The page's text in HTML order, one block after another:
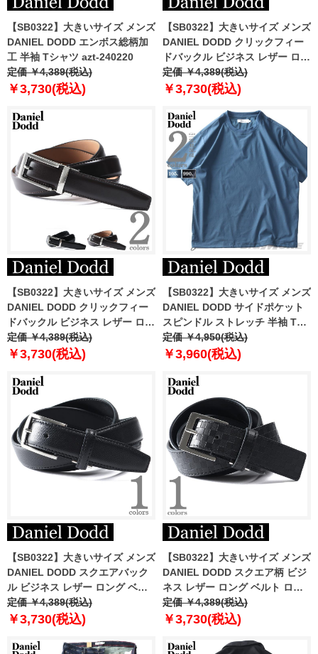
【SB0322】大きいサイズ メンズ
DANIEL DODD エンボス総柄加
工 半袖 Tシャツ azt-240220
定価 ￥4,389(税込)
￥3,730(税込)
【SB0322】大きいサイズ メンズ
DANIEL DODD クリックフィー
ドバックル ビジネス レザー ロン
グ ベルト ロングサイズ azbl-
249005
定価 ￥4,389(税込)
￥3,730(税込)
【SB0322】大きいサイズ メンズ
DANIEL DODD クリックフィー
ドバックル ビジネス レザー ロン
グ ベルト ロングサイズ azbl-
249006
定価 ￥4,389(税込)
￥3,730(税込)
【SB0322】大きいサイズ メンズ
DANIEL DODD サイドポケット
スピンドル ストレッチ 半袖 Tシ
ャツ 846-t2402st
定価 ￥4,950(税込)
￥3,960(税込)
【SB0322】大きいサイズ メンズ
DANIEL DODD スクエアバック
ル ビジネス レザー ロング ベル
ト ロングサイズ azbl-249001
定価 ￥4,389(税込)
￥3,730(税込)
【SB0322】大きいサイズ メンズ
DANIEL DODD スクエア柄 ビジ
ネス レザー ロング ベルト ロン
グサイズ azbl-249003
定価 ￥4,389(税込)
￥3,730(税込)